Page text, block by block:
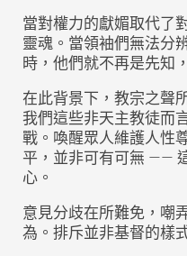
當對權力的獻媚取代了
靈魂。當領袖們無法分
時，他們就不再是先知
在此背景下，教宗之聲
我們這些非天主教徒而
戰。喚醒眾人維護人性
平，並非可有可無 ——
心。
意見分歧在所難免，嘲
為。排斥並非基督的樣